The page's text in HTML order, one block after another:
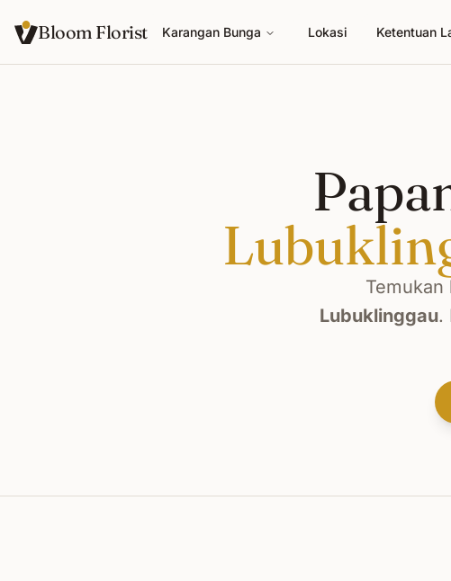
Bloom Florist Karangan Bunga Lokasi Ketentuan
Lubuklinggau.